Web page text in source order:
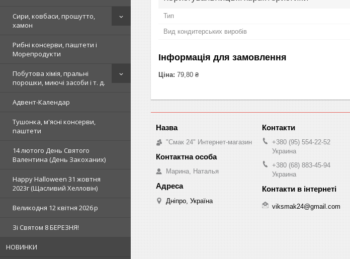
Сири, ковбаси, прошутто,
хамон
Рибні консерви, паштети і
Морепродукти
Побутова хімія, пральні
порошки, миючі засоби і т. д.
Адвент-Календар
Тушонка, м'ясні консерви,
паштети
14 лютого День Святого
Валентина (День Закоханих)
Happy Halloween 31 жовтня
2023г (Щасливий Хелловін)
Великодня 12 квітня 2026 р
Зi Святом 8 БЕРЕЗНЯ!
НОВИНКИ
Тип
Вид кондитерських виробів
Інформація для замовлення
Ціна: 79,80 ₴
"Смак 24" Интернет-магазин
Марина, Наталья
Дніпро, Україна
+380 (95) 554-22-52
Украина
+380 (68) 883-45-94
Украина
viksmak24@gmail.com